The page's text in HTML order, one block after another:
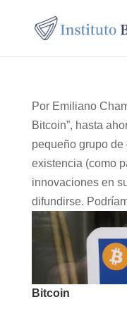
Bitcoin
Por Emiliano
Bitcoin”, hasta
pequeño grupo
existencia (como
innovaciones en
difundirse.